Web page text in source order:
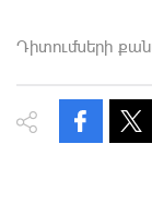
Դիտումների